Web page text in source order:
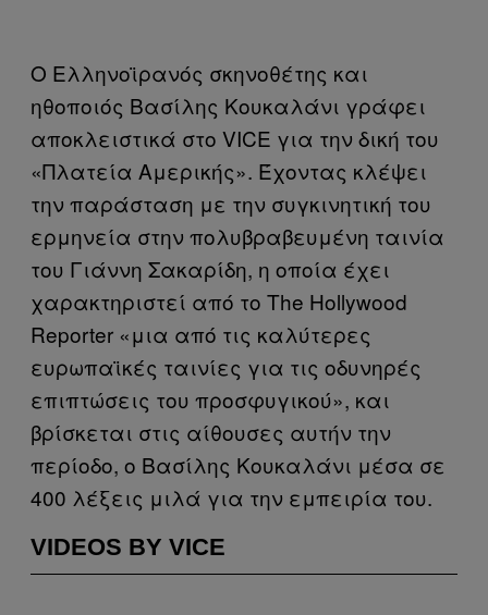
Ο Ελληνοϊρανός σκηνοθέτης και
ηθοποιός Βασίλης Κουκαλάνι γράφει
αποκλειστικά στο VICE για την δική του
«Πλατεία Αμερικής». Έχοντας κλέψει
την παράσταση με την συγκινητική του
ερμηνεία στην πολυβραβευμένη ταινία
του Γιάννη Σακαρίδη, η οποία έχει
χαρακτηριστεί από το The Hollywood
Reporter «μια από τις καλύτερες
ευρωπαϊκές ταινίες για τις οδυνηρές
επιπτώσεις του προσφυγικού», και
βρίσκεται στις αίθουσες αυτήν την
περίοδο, ο Βασίλης Κουκαλάνι μέσα σε
400 λέξεις μιλά για την εμπειρία του.
VIDEOS BY VICE